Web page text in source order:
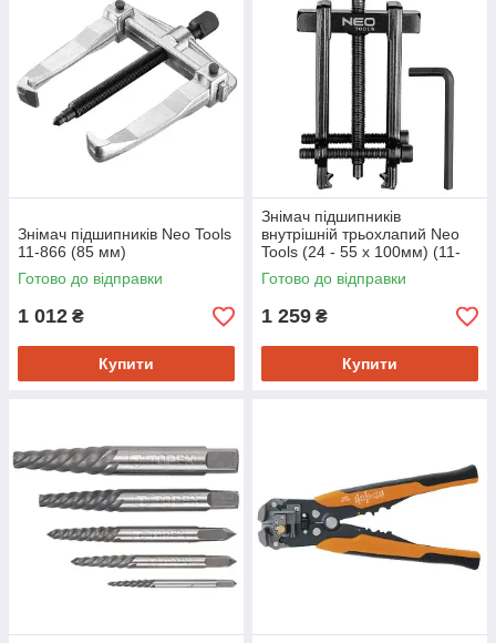
Знімач підшипників Neo Tools
11-866 (85 мм)
Готово до відправки
1 012 ₴
Купити
Знімач підшипників
внутрішній трьохлапий Neo
Tools (24 - 55 x 100мм) (11-
813)
Готово до відправки
1 259 ₴
Купити